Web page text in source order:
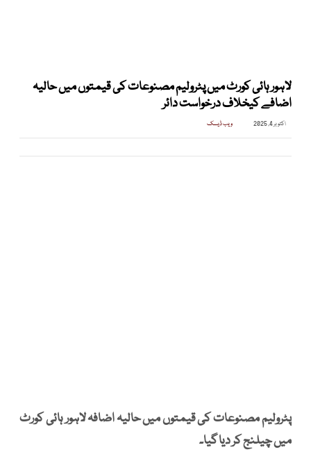
لاہور ہائی کورٹ میں پٹرولیم مصنوعات کی قیمتوں میں حالیہ
اضافے کیخلاف درخواست دائر
اکتوبر 4, 2025 ویب ڈیسک
پٹرولیم مصنوعات کی قیمتوں میں حالیہ اضافہ لاہور ہائی کورٹ
میں چیلنج کر دیا گیا۔